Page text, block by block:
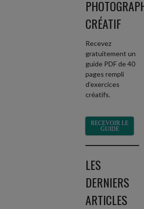
CRÉATIF
Recevez
gratuitement un
guide PDF de 40
pages rempli
d’exercices
créatifs.
RECEVOIR LE
GUIDE
LES
DERNIERS
ARTICLES